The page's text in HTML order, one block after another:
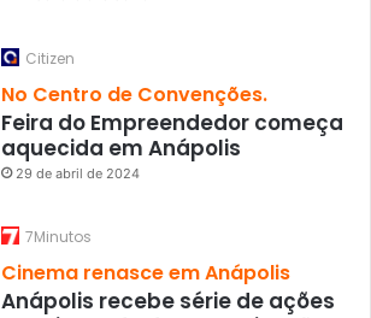
Citizen
No Centro de Convenções.
Feira do Empreendedor começa
aquecida em Anápolis
29 de abril de 2024
7Minutos
Cinema renasce em Anápolis
Anápolis recebe série de ações